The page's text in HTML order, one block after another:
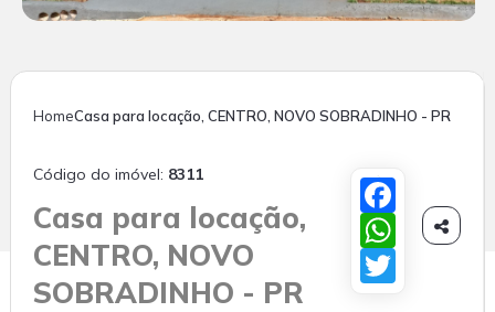
HomeCasa para locação, CENTRO, NOVO SOBRADINHO - PR
Código do imóvel: 8311
Casa para locação,
CENTRO, NOVO
SOBRADINHO - PR

WhatsApp